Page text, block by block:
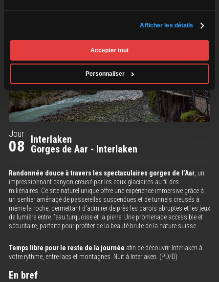
Afficher les détails
Accepter tout
Personnaliser
Jour
08
Interlaken
Gorges de Aar - Interlaken
Randonnée douce à travers les spectaculaires gorges de l’Aar, un
impressionnant canyon creusé par les eaux glaciaires au fil des
millénaires. Ce site naturel unique offre une expérience immersive grâce à
un sentier aménagé de passerelles suspendues et de tunnels creusés à
même la roche, permettant d’admirer de près les parois abruptes et les jeux
de lumière entre l’eau turquoise et la pierre. Une promenade accessible et
sécuritaire, parfaite pour profiter de la beauté brute de la nature suisse.
Temps libre pour le reste de la journée afin de découvrir Interlaken à
votre rythme, entre lacs et montagnes. Nuit à Interlaken. (PD/D)
En bref